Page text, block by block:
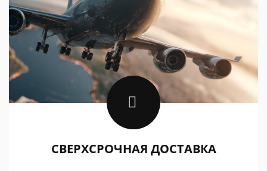
СВЕРХСРОЧНАЯ ДОСТАВКА